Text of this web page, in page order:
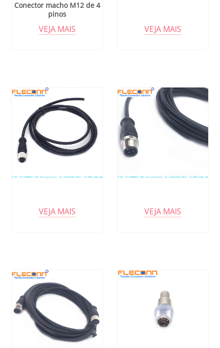
Conector macho M12 de 4
pinos
VEJA MAIS VEJA MAIS
VEJA MAIS VEJA MAIS